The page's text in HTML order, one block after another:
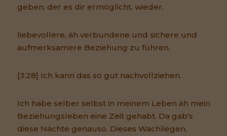
geben, der es dir ermöglicht, wieder,
liebevollere, äh verbundene und sichere und
aufmerksamere Beziehung zu führen.
[3:28] Ich kann das so gut nachvollziehen.
Ich habe selber selbst in meinem Leben äh mein
Beziehungsleben eine Zeit gehabt. Da gab's
diese Nächte genauso. Dieses Wachliegen,